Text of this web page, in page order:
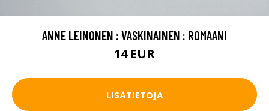
ANNE LEINONEN : VASKINAINEN : ROMAANI
14 EUR
LISÄTIETOJA